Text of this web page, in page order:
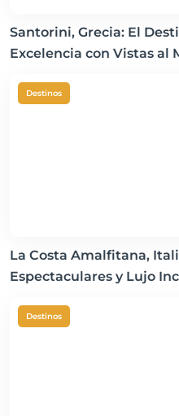
Santorini, Grecia: El
Excelencia con Vistas al
Destinos
La Costa Amalfitana,
Espectaculares y Lujo
Destinos